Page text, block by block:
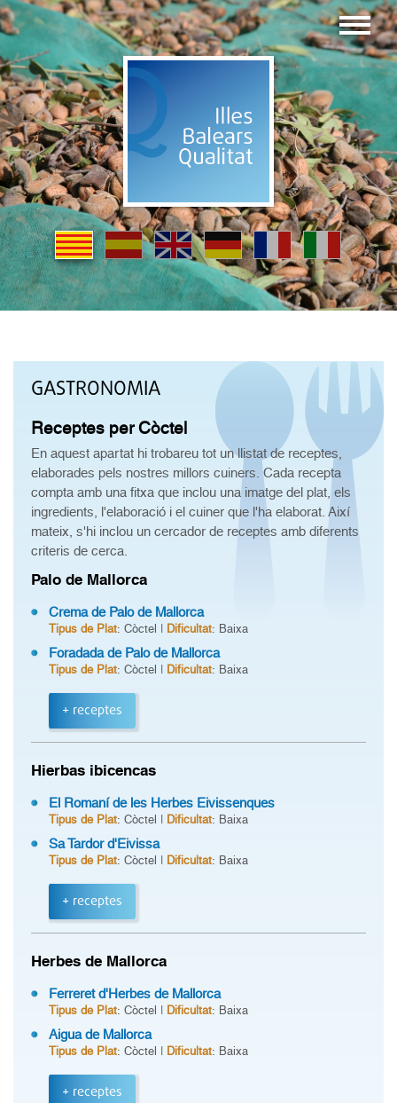
GASTRONOMIA
Receptes per Còctel
En aquest apartat hi trobareu tot un llistat de receptes,
elaborades pels nostres millors cuiners. Cada recepta
compta amb una fitxa que inclou una imatge del plat, els
ingredients, l'elaboració i el cuiner que l'ha elaborat. Així
mateix, s'hi inclou un cercador de receptes amb diferents
criteris de cerca.
Palo de Mallorca
Crema de Palo de Mallorca
Tipus de Plat: Còctel | Dificultat: Baixa
Foradada de Palo de Mallorca
Tipus de Plat: Còctel | Dificultat: Baixa
+ receptes
Hierbas ibicencas
El Romaní de les Herbes Eivissenques
Tipus de Plat: Còctel | Dificultat: Baixa
Sa Tardor d'Eivissa
Tipus de Plat: Còctel | Dificultat: Baixa
+ receptes
Herbes de Mallorca
Ferreret d'Herbes de Mallorca
Tipus de Plat: Còctel | Dificultat: Baixa
Aigua de Mallorca
Tipus de Plat: Còctel | Dificultat: Baixa
+ receptes